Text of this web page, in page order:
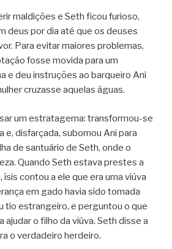
maldições e Seth ficou furioso,
deus por dia até que os deuses
Para evitar maiores problemas,
fosse movida para um
e deu instruções ao barqueiro Ani
cruzasse aquelas águas.
um estratagema: transformou-se
e, disfarçada, subornou Ani para
de santuário de Seth, onde o
Quando Seth estava prestes a
ísis contou a ele que era uma viúva
em gado havia sido tomada
tio estrangeiro, e perguntou o que
ajudar o filho da viúva. Seth disse a
o verdadeiro herdeiro.